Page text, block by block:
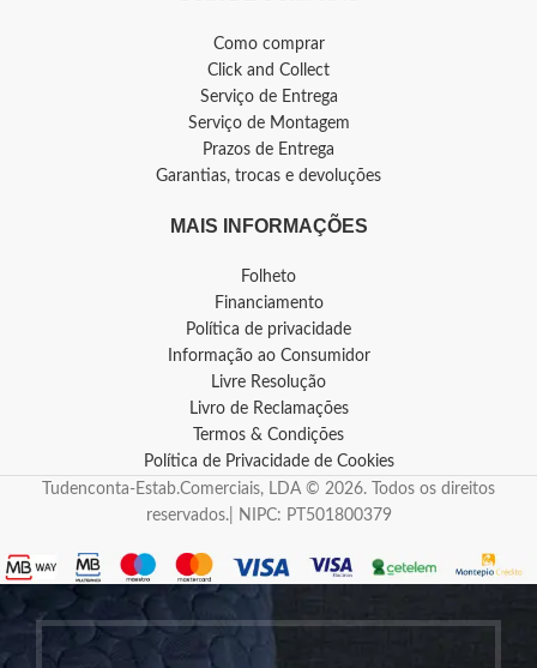
Como comprar
Click and Collect
Serviço de Entrega
Serviço de Montagem
Prazos de Entrega
Garantias, trocas e devoluções
MAIS INFORMAÇÕES
Folheto
Financiamento
Política de privacidade
Informação ao Consumidor
Livre Resolução
Livro de Reclamações
Termos & Condições
Política de Privacidade de Cookies
Tudenconta-Estab.Comerciais, LDA © 2026. Todos os direitos
reservados.| NIPC: PT501800379